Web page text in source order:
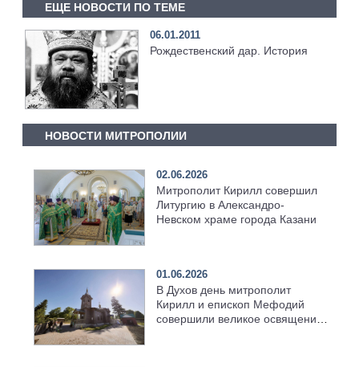
ЕЩЕ НОВОСТИ ПО ТЕМЕ
06.01.2011
Рождественский дар. История
НОВОСТИ МИТРОПОЛИИ
02.06.2026
Митрополит Кирилл совершил
Литургию в Александро-
Невском храме города Казани
01.06.2026
В Духов день митрополит
Кирилл и епископ Мефодий
совершили великое освящение